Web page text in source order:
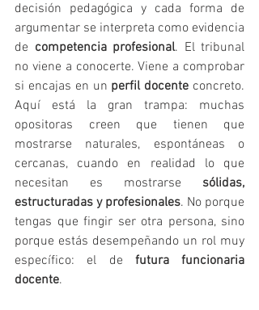
decisión pedagógica y cada forma de
argumentar se interpreta como evidencia
de competencia profesional. El tribunal
no viene a conocerte. Viene a comprobar
si encajas en un perfil docente concreto.
Aquí está la gran trampa: muchas
opositoras creen que tienen que
mostrarse naturales, espontáneas o
cercanas, cuando en realidad lo que
necesitan es mostrarse sólidas,
estructuradas y profesionales. No porque
tengas que fingir ser otra persona, sino
porque estás desempeñando un rol muy
específico: el de futura funcionaria
docente.